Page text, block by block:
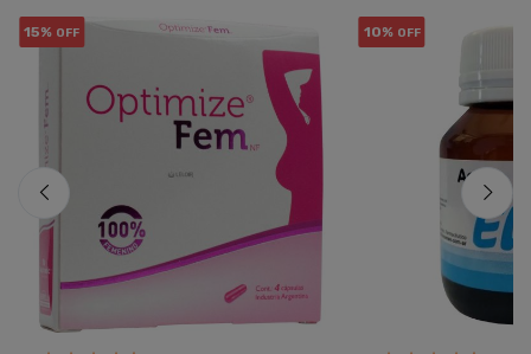
15% OFF 10% OFF